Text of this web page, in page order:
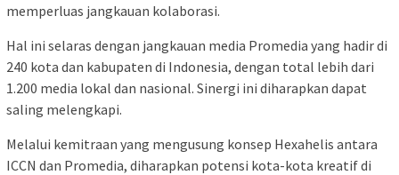
memperluas jangkauan kolaborasi.
Hal ini selaras dengan jangkauan media Promedia yang hadir di
240 kota dan kabupaten di Indonesia, dengan total lebih dari
1.200 media lokal dan nasional. Sinergi ini diharapkan dapat
saling melengkapi.
Melalui kemitraan yang mengusung konsep Hexahelis antara
ICCN dan Promedia, diharapkan potensi kota-kota kreatif di